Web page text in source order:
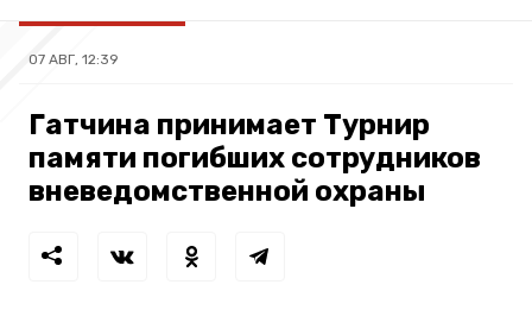
07 АВГ, 12:39
Гатчина принимает Турнир
памяти погибших сотрудников
вневедомственной охраны